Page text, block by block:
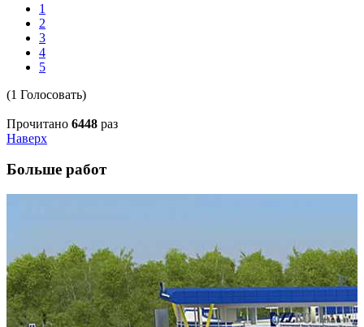
1
2
3
4
5
(1 Голосовать)
Прочитано 6448 раз
Наверх
Больше работ